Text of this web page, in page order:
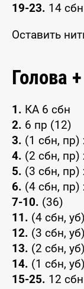
19-23. 14
Оставить
Голова
1. КА 6 сбн
2. 6 пр (12)
3. (1 сбн, пр)
4. (2 сбн, пр)
5. (3 сбн, пр)
6. (4 сбн, пр)
7-10. (36)
11. (4 сбн,
12. (3 сбн,
13. (2 сбн,
14. (1 сбн,
15-25. 12